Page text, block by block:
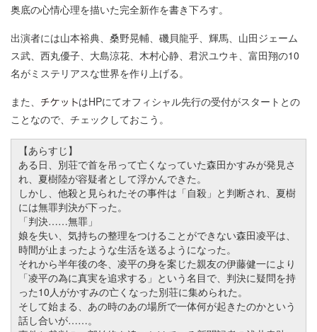
奥底の心情心理を描いた完全新作を書き下ろす。
出演者には山本裕典、桑野晃輔、磯貝龍乎、輝馬、山田ジェーム
ス武、西丸優子、大島涼花、木村心静、君沢ユウキ、富田翔の10
名がミステリアスな世界を作り上げる。
また、
はHPにてオフィシャル先行の受付がスタートとの
ことなので、チェックしておこう。
【あらすじ】
ある日、別荘で首を吊って亡くなっていた森田かすみが発見さ
れ、夏樹陸が容疑者として浮かんできた。
しかし、他殺と見られたその事件は「自殺」と判断され、夏樹
には無罪判決が下った。
「判決……無罪」
娘を失い、気持ちの整理をつけることができない森田凌平は、
時間が止まったような生活を送るようになった。
それから半年後の冬、凌平の身を案じた親友の伊藤健一により
「凌平の為に真実を追求する」という名目で、判決に疑問を持
った10人がかすみの亡くなった別荘に集められた。
そして始まる、あの時のあの場所で一体何が起きたのかという
話し合いが……。